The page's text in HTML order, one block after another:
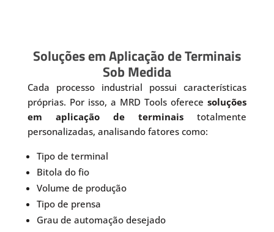
Soluções em Aplicação de Terminais
Sob Medida
Cada processo industrial possui características
próprias. Por isso, a MRD Tools oferecesoluções
em aplicação de terminais totalmente
personalizadas, analisando fatores como:
Tipo de terminal
Bitola do fio
Volume de produção
Tipo de prensa
Grau de automação desejado